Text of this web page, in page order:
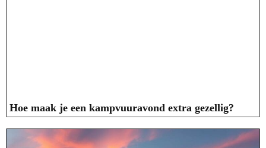
Hoe maak je een kampvuuravond extra gezellig?